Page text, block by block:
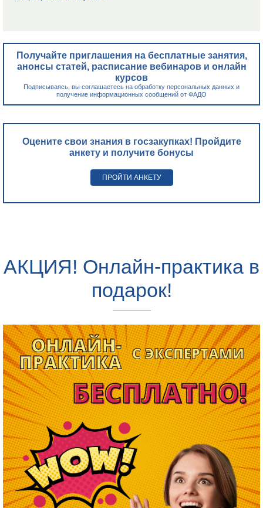
Получайте приглашения на бесплатные занятия,
анонсы статей, расписание вебинаров и онлайн
курсов
Подписываясь, вы соглашаетесь на обработку персональных данных и
получение информационных сообщений от ФАДО
Оцените свои знания в госзакупках! Пройдите
анкету и получите бонусы
ПРОЙТИ АНКЕТУ
АКЦИЯ! Онлайн-практика в
подарок!